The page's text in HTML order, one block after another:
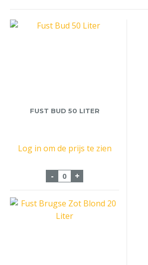
FUST BUD 50 LITER
Log in om de prijs te zien
- Fust Bud 50 Liter aantal
+